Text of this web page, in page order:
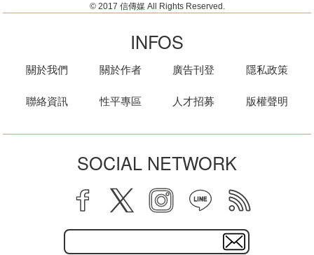
© 2017 信傳媒 All Rights Reserved.
INFOS
關於我們
聯絡資訊
關於作者
性平專區
廣告刊登
人才招募
隱私政策
版權聲明
SOCIAL NETWORK
facebook twitter instagram